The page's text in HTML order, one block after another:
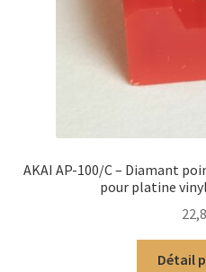
AKAI AP-100/C – Diamant
pour platine
Détail